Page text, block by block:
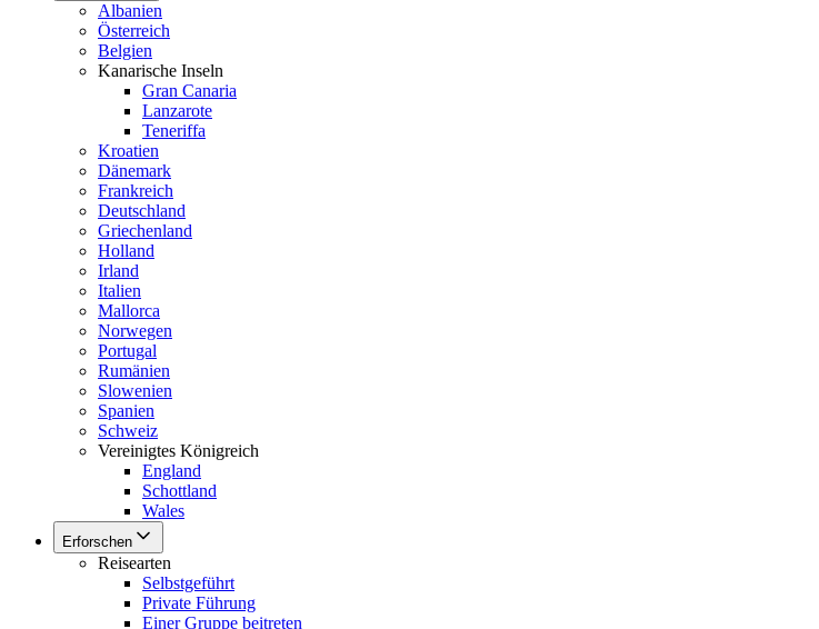
Albanien
Österreich
Belgien
Kanarische Inseln
Gran Canaria
Lanzarote
Teneriffa
Kroatien
Dänemark
Frankreich
Deutschland
Griechenland
Holland
Irland
Italien
Mallorca
Norwegen
Portugal
Rumänien
Slowenien
Spanien
Schweiz
Vereinigtes Königreich
England
Schottland
Wales
Erforschen
Reisearten
Selbstgeführt
Private Führung
Einer Gruppe beitreten